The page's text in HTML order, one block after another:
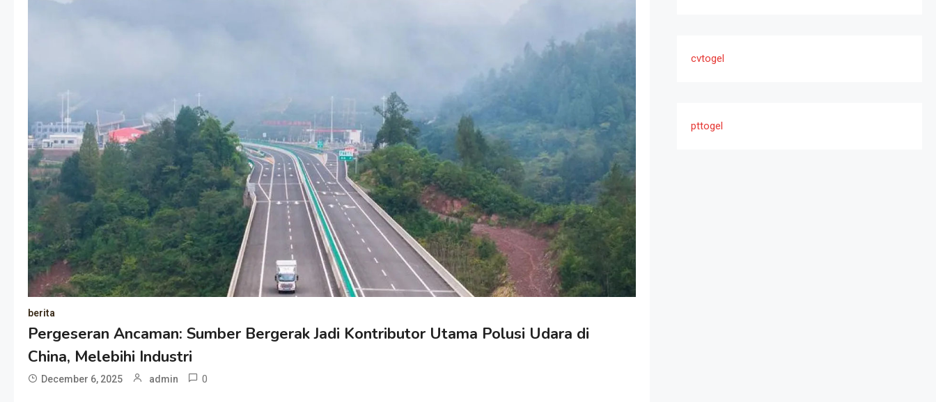
berita
Pergeseran Ancaman: Sumber Bergerak Jadi Kontributor Utama Polusi Udara di
China, Melebihi Industri
December 6, 2025 admin 0
cvtogel
pttogel